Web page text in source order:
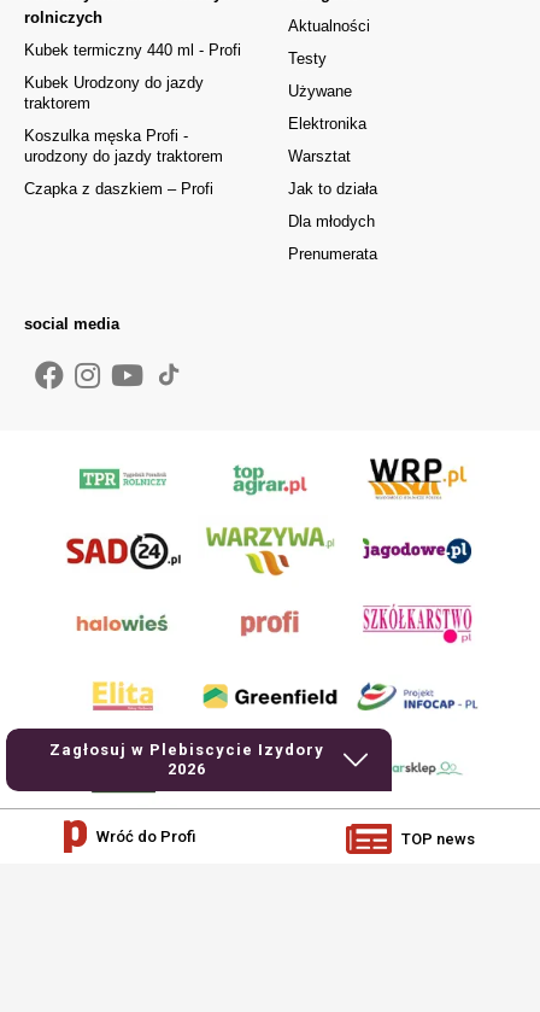
Zagłosuj w Plebiscycie Izydory
2026
Aktualności
Testy
Używane
Elektronika
Warsztat
Jak to działa
Dla młodych
Prenumerata
rolniczych
Kubek termiczny 440 ml - Profi
Kubek Urodzony do jazdy
traktorem
Koszulka męska Profi -
urodzony do jazdy traktorem
Czapka z daszkiem – Profi
social media
Wróć do Profi TOP news